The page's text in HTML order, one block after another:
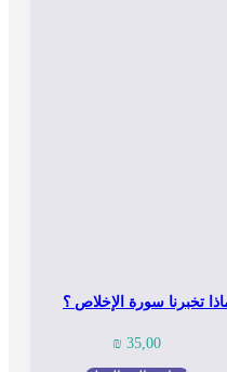
تخبرنا سورة الإخلاص ؟
35,00
₪